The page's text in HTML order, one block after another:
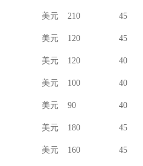
美元 210 45
美元 120 45
美元 120 40
美元 100 40
美元 90 40
美元 180 45
美元 160 45